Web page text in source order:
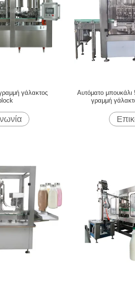
γάλακτος
Αυτόματο μπουκάλι
γραμμή